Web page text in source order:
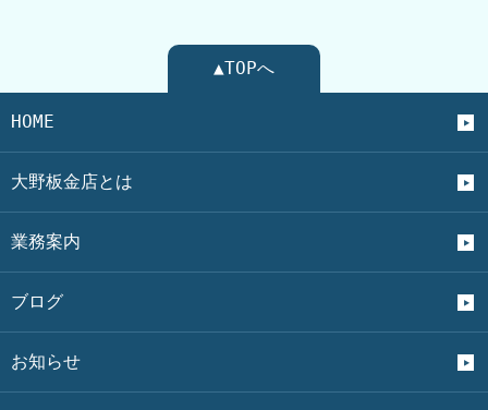
▲TOPへ
HOME
大野板金店とは
業務案内
ブログ
お知らせ